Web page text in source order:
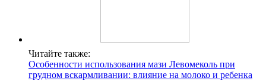
Читайте также:
Особенности использования мази Левомеколь при
грудном вскармливании: влияние на молоко и ребенка